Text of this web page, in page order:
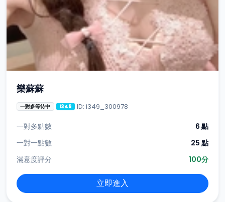
樂蘇蘇
一對多等待中 i349 ID: i349_300978
一對多點數
6 點
一對一點數
25 點
滿意度評分
100分
立即進入